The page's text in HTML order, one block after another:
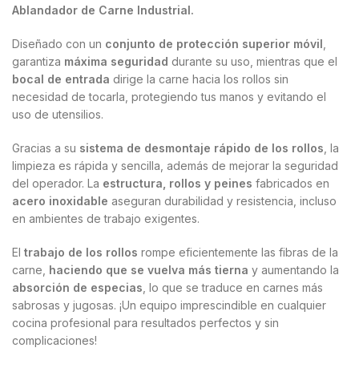
Ablandador de Carne Industrial.
Diseñado con un conjunto de protección superior móvil
garantiza máxima seguridad durante su uso, mientras que el
bocal de entrada dirige la carne hacia los rollos sin
necesidad de tocarla, protegiendo tus manos y evitando el
uso de utensilios.
Gracias a su sistema de desmontaje rápido de los rollos , la
limpieza es rápida y sencilla, además de mejorar la seguridad
del operador. La estructura, rollos y peines fabricados en
acero inoxidable aseguran durabilidad y resistencia, incluso
en ambientes de trabajo exigentes.
El trabajo de los rollos rompe eficientemente las fibras de la
carne, haciendo que se vuelva más tierna y aumentando la
absorción de especias , lo que se traduce en carnes más
sabrosas y jugosas. ¡Un equipo imprescindible en cualquier
cocina profesional para resultados perfectos y sin
complicaciones!